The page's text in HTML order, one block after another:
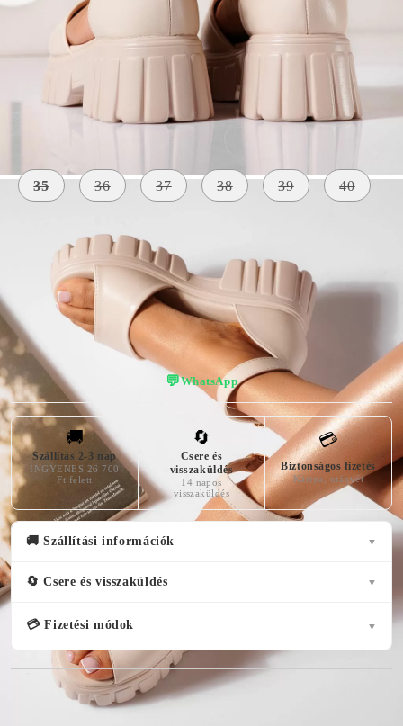
35 36 37 38 39 40
SZÍN
ANYAG
Bőr Utánzat 5 centiméter
💬WhatsApp
🚚
Szállítás 2-3 nap
INGYENES 26 700
Ft felett
🔄
Csere és
visszaküldés
14 napos
visszaküldés
💳
Biztonságos fizetés
Kártya, utánvét
🚚 Szállítási információk ▼
🔄 Csere és visszaküldés ▼
💳 Fizetési módok ▼